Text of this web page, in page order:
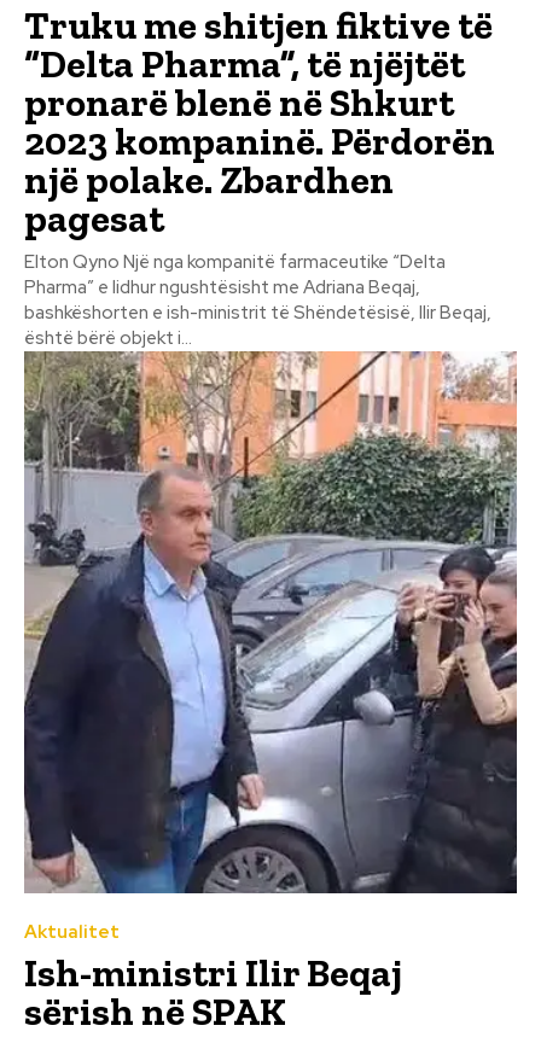
Truku me shitjen fiktive të
“Delta Pharma”, të njëjtët
pronarë blenë në Shkurt
2023 kompaninë. Përdorën
një polake. Zbardhen
pagesat
Elton Qyno Një nga kompanitë farmaceutike “Delta
Pharma” e lidhur ngushtësisht me Adriana Beqaj,
bashkëshorten e ish-ministrit të Shëndetësisë, Ilir Beqaj,
është bërë objekt i...
Aktualitet
Ish-ministri Ilir Beqaj
sërish në SPAK